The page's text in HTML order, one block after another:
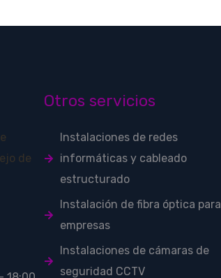
de
Otros servicios
Instalaciones de redes
informáticas y cableado
estructurado
Instalación de fibra óptica para
empresas
Instalaciones de cámaras de
seguridad CCTV